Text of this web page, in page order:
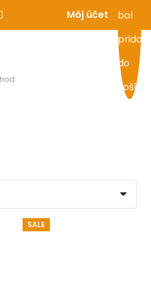
Môj účet
bol
do
košíka.
SALE